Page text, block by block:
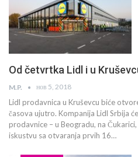
Od četvrtka Lidl i u
M.P. нов 5, 2018
Lidl prodavnica u Kruševcu biće
časova ujutro. Kompanija Lidl Srbija
prodavnice – u Beogradu, na
iskustvu sa otvaranja prvih 16…